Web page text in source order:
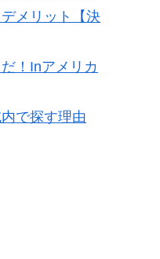
メリット【決
！Inアメリカ
で探す理由